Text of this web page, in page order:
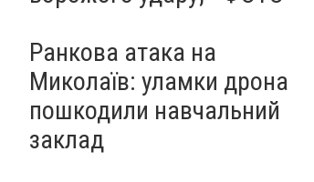
Ранкова атака на
Миколаїв: уламки дрона
пошкодили навчальний
заклад